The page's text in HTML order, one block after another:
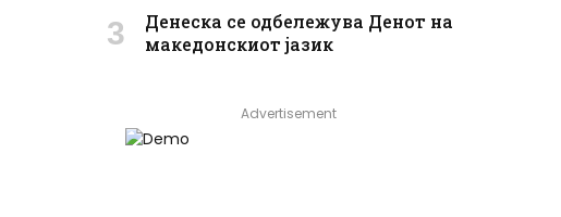
Денеска се одбележува Денот на
македонскиот јазик
Advertisement